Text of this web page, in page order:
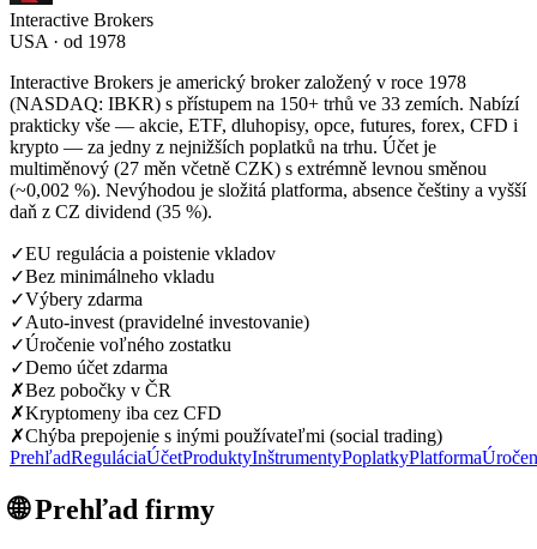
Interactive Brokers
USA · od 1978
Interactive Brokers je americký broker založený v roce 1978
(NASDAQ: IBKR) s přístupem na 150+ trhů ve 33 zemích. Nabízí
prakticky vše — akcie, ETF, dluhopisy, opce, futures, forex, CFD i
krypto — za jedny z nejnižších poplatků na trhu. Účet je
multiměnový (27 měn včetně CZK) s extrémně levnou směnou
(~0,002 %). Nevýhodou je složitá platforma, absence češtiny a vyšší
daň z CZ dividend (35 %).
✓EU regulácia a poistenie vkladov
✓Bez minimálneho vkladu
✓Výbery zdarma
✓Auto-invest (pravidelné investovanie)
✓Úročenie voľného zostatku
✓Demo účet zdarma
✗Bez pobočky v ČR
✗Kryptomeny iba cez CFD
✗Chýba prepojenie s inými používateľmi (social trading)
PrehľadReguláciaÚčetProduktyInštrumentyPoplatkyPlatforma
🌐 Prehľad firmy